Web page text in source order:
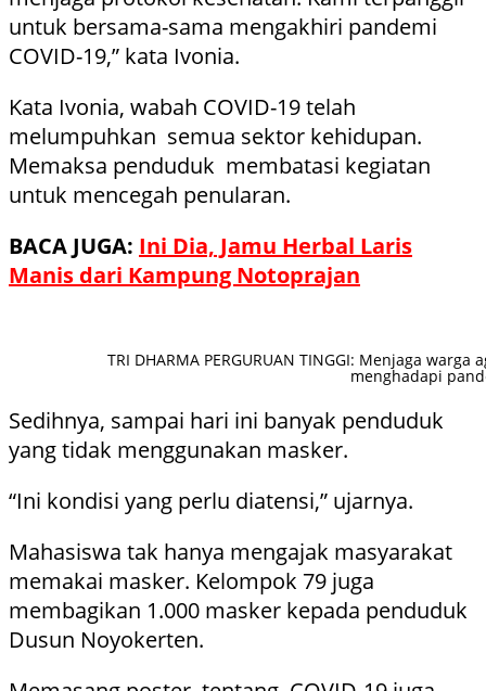
untuk bersama-sama mengakhiri pandemi
COVID-19,” kata Ivonia.
Kata Ivonia, wabah COVID-19 telah
melumpuhkan semua sektor kehidupan.
Memaksa penduduk membatasi kegiatan
untuk mencegah penularan.
BACA JUGA: Ini Dia, Jamu Herbal Laris
Manis dari Kampung Notoprajan
TRI DHARMA PERGURUAN TINGGI: Menjaga warga
menghadapi
Sedihnya, sampai hari ini banyak penduduk
yang tidak menggunakan masker.
“Ini kondisi yang perlu diatensi,” ujarnya.
Mahasiswa tak hanya mengajak masyarakat
memakai masker. Kelompok 79 juga
membagikan 1.000 masker kepada penduduk
Dusun Noyokerten.